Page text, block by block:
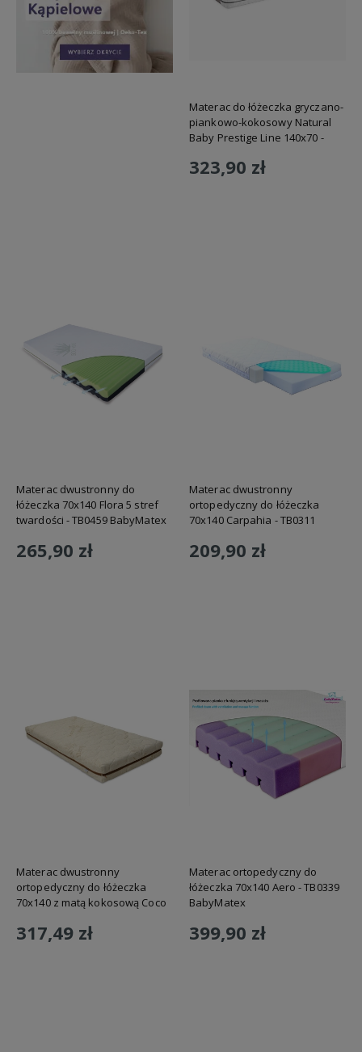
Materac do łóżeczka gryczano-
piankowo-kokosowy Natural
Baby Prestige Line 140x70 -
323,90 zł
Materac dwustronny do
łóżeczka 70x140 Flora 5 stref
twardości - TB0459 BabyMatex
265,90 zł
Materac dwustronny
ortopedyczny do łóżeczka
70x140 Carpahia - TB0311
209,90 zł
Materac dwustronny
ortopedyczny do łóżeczka
70x140 z matą kokosową Coco
317,49 zł
Materac ortopedyczny do
łóżeczka 70x140 Aero - TB0339
BabyMatex
399,90 zł